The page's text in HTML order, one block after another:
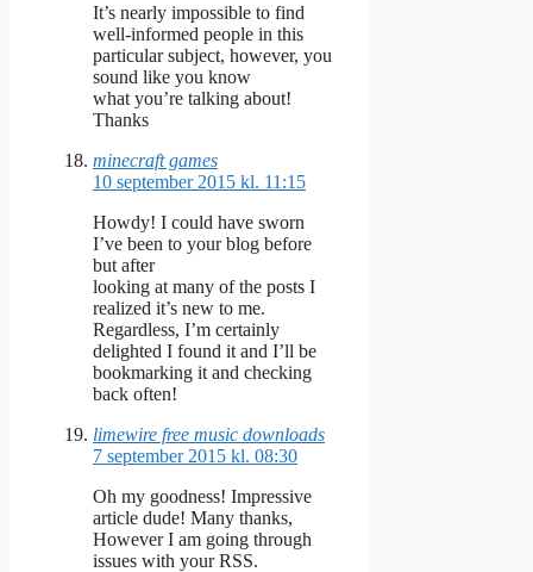
It’s nearly impossible to find
well-informed people in this
particular subject, however, you
sound like you know
what you’re talking about!
Thanks
minecraft games
10 september 2015 kl. 11:15
Howdy! I could have sworn
I’ve been to your blog before
but after
looking at many of the posts I
realized it’s new to me.
Regardless, I’m certainly
delighted I found it and I’ll be
bookmarking it and checking
back often!
limewire free music downloads
7 september 2015 kl. 08:30
Oh my goodness! Impressive
article dude! Many thanks,
However I am going through
issues with your RSS.